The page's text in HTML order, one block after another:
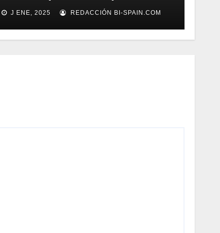
automarizar migración a SAP o
Gestión de Reclamaciones en
Seguros
J ENE, 2025 REDACCIÓN BI-SPAIN.COM